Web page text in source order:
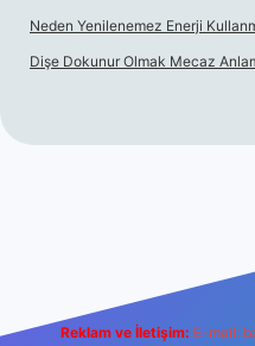
Neden Yenilenemez Enerji
Dişe Dokunur Olmak Mecaz
Reklam ve İletişim: E-mail: